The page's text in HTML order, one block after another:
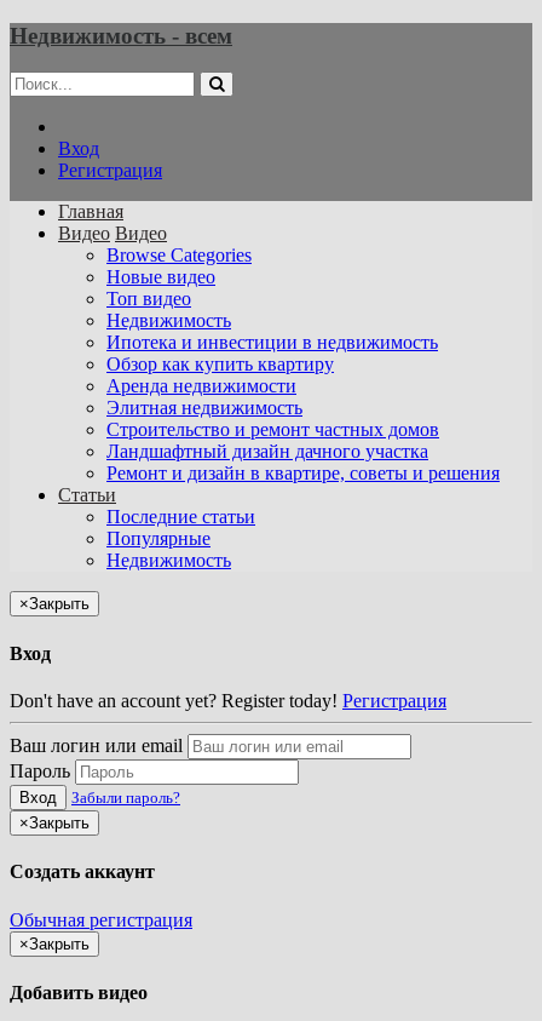
Недвижимость - всем
Вход
Регистрация
Главная
Видео Видео
Browse Categories
Новые видео
Топ видео
Недвижимость
Ипотека и инвестиции в недвижимость
Обзор как купить квартиру
Аренда недвижимости
Элитная недвижимость
Строительство и ремонт частных домов
Ландшафтный дизайн дачного участка
Ремонт и дизайн в квартире, советы и решения
Статьи
Последние статьи
Популярные
Недвижимость
×Закрыть
Вход
Don't have an account yet? Register today! Регистрация
Ваш логин или email
Пароль
Вход
Забыли пароль?
×Закрыть
Создать аккаунт
Обычная регистрация
×Закрыть
Добавить видео